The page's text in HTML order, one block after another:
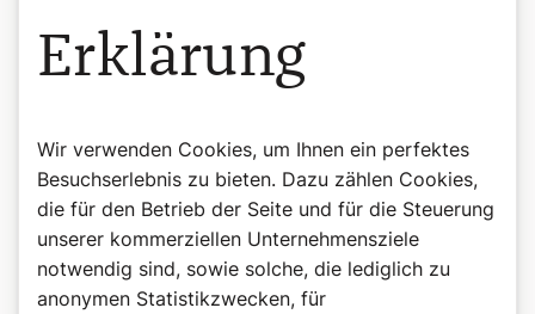
Erklärung
Wir verwenden Cookies, um Ihnen ein perfektes
Besuchserlebnis zu bieten. Dazu zählen Cookies,
die für den Betrieb der Seite und für die Steuerung
unserer kommerziellen Unternehmensziele
notwendig sind, sowie solche, die lediglich zu
anonymen Statistikzwecken, für